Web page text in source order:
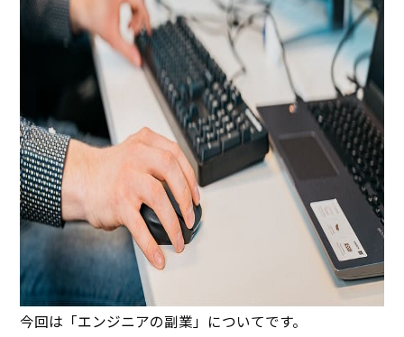
今回は「エンジニアの副業」についてです。